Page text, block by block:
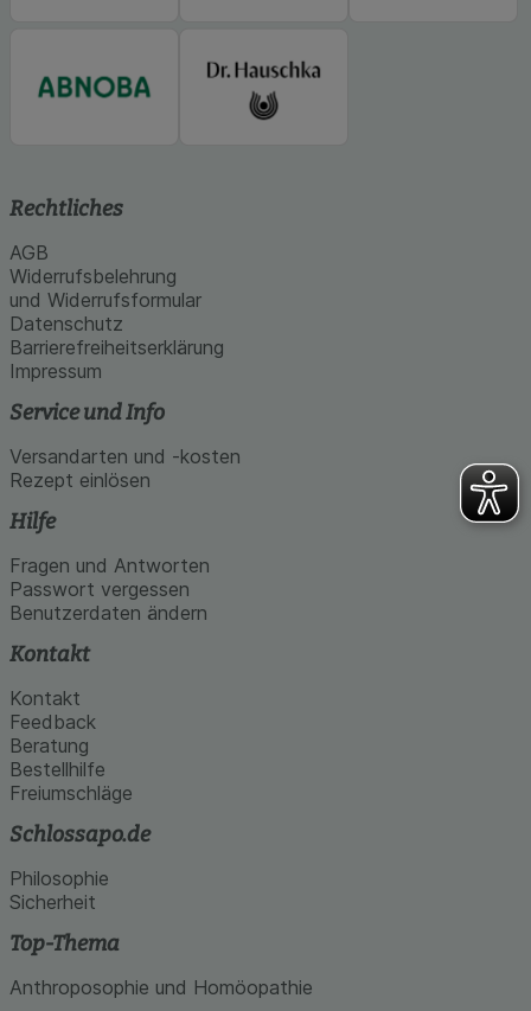
Rechtliches
AGB
Widerrufsbelehrung
und Widerrufsformular
Datenschutz
Barrierefreiheitserklärung
Impressum
Service und Info
Versandarten und -kosten
Rezept einlösen
Hilfe
Fragen und Antworten
Passwort vergessen
Benutzerdaten ändern
Kontakt
Kontakt
Feedback
Beratung
Bestellhilfe
Freiumschläge
Schlossapo.de
Philosophie
Sicherheit
Top-Thema
Anthroposophie und Homöopathie